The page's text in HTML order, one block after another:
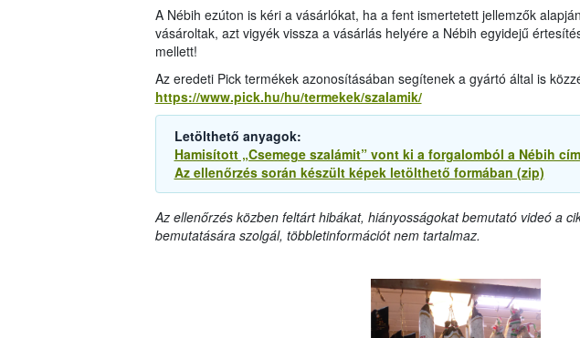
A Nébih ezúton is kéri a vásárlókat, ha a fent ismertetett jellemzők
vásároltak, azt vigyék vissza a vásárlás helyére a Nébih egyidejű
mellett!
Az eredeti Pick termékek azonosításában segítenek a gyártó által is
https://www.pick.hu/hu/termekek/szalamik/
Letölthető anyagok:
Hamisított „Csemege szalámit” vont ki a forgalomból a Nébih
Az ellenőrzés során készült képek letölthető formában (zip)
Az ellenőrzés közben feltárt hibákat, hiányosságokat bemutató videó a
bemutatására szolgál, többletinformációt nem tartalmaz.